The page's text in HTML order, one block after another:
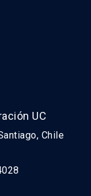
UC
Chile